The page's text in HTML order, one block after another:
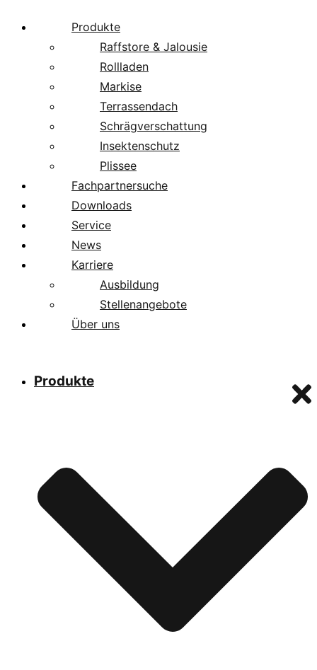
Produkte
Raffstore & Jalousie
Rollladen
Markise
Terrassendach
Schrägverschattung
Insektenschutz
Plissee
Fachpartnersuche
Downloads
Service
News
Karriere
Ausbildung
Stellenangebote
Über uns
Produkte